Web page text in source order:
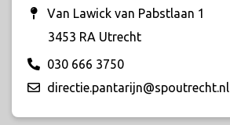
Van Lawick van Pabstlaan 1
3453 RA Utrecht
030 666 3750
directie.pantarijn@spoutrecht.nl